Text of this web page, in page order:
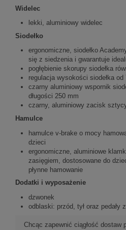
Widelec
lekki, aluminiowy widelec
Siodełko
ergonomiczne, siodełko
się z siedzenia i gwarantuje
pogłębienie skorupy siodełka
regulacja wysokości siodełka od
czarny aluminiowy wspornik
długości 250 mm
czarny, aluminiowy zacisk
Hamulce
hamulce v-brake o mocy
dzieci
ergonomiczne, aluminiowe
zasięgiem, dostosowane do
płynne hamowanie
Dodatki i wyposażenie
dzwonek
odblaski: przód, tył oraz pedały
Chcąc zapewnić ciągłość dostaw